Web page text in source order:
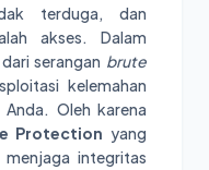
terduga, dan
akses. Dalam
serangan brute
kelemahan
Oleh karena
Protection yang
integritas